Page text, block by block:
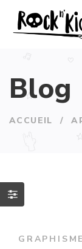
Blog
ACCUEIL /
GRAPHISME